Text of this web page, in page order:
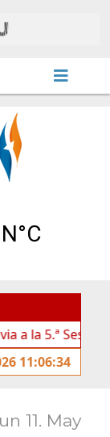
Sesión
11:06:34
11. May